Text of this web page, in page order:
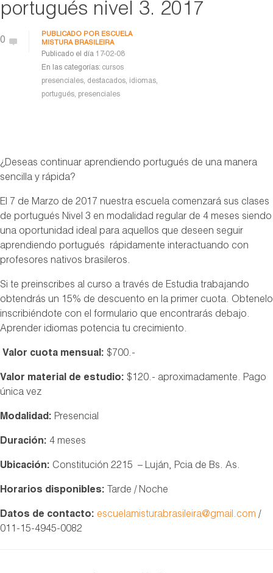
portugués nivel 3. 2017
0
PUBLICADO POR ESCUELA
MISTURA BRASILEIRA
Publicado el día 17-02-08
En las categorías: cursos
presenciales, destacados, idiomas,
portugués, presenciales
¿Deseas continuar aprendiendo portugués de una manera
sencilla y rápida?
El 7 de Marzo de 2017 nuestra escuela comenzará sus clases
de portugués Nivel 3 en modalidad regular de 4 meses siendo
una oportunidad ideal para aquellos que deseen seguir
aprendiendo portugués rápidamente interactuando con
profesores nativos brasileros.
Si te preinscribes al curso a través de Estudia trabajando
obtendrás un 15% de descuento en la primer cuota. Obtenelo
inscribiéndote con el formulario que encontrarás debajo.
Aprender idiomas potencia tu crecimiento.
Valor cuota mensual: $700.-
Valor material de estudio: $120.- aproximadamente. Pago
única vez
Modalidad: Presencial
Duración: 4 meses
Ubicación: Constitución 2215 – Luján, Pcia de Bs. As.
Horarios disponibles: Tarde / Noche
Datos de contacto: escuelamisturabrasileira@gmail.com /
011-15-4945-0082